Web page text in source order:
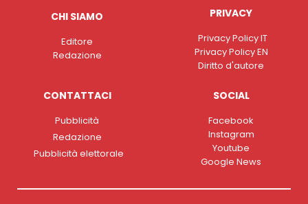
CHI SIAMO
Editore
Redazione
PRIVACY
Privacy Policy IT
Privacy Policy EN
Diritto d'autore
CONTATTACI
Pubblicità
Redazione
Pubblicità elettorale
SOCIAL
Facebook
Instagram
Youtube
Google News